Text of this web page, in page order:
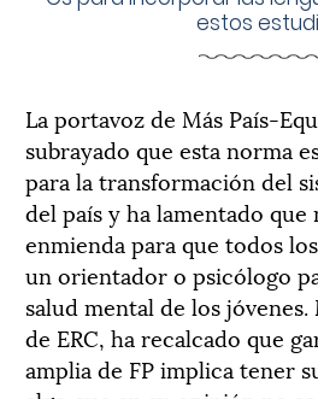
estos
La portavoz de Más País-
subrayado que esta norma
para la transformación del
del país y ha lamentado que
enmienda para que todos
un orientador o psicólogo
salud mental de los jóvenes.
de ERC, ha recalcado que
amplia de FP implica tener